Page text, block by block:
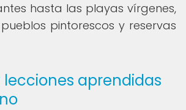
hasta las playas vírgenes,
pintorescos y reservas
lecciones aprendidas